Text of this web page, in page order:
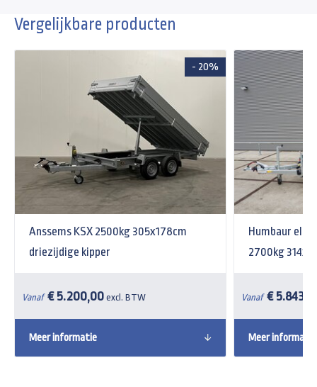
Vergelijkbare producten
- 20%
Anssems KSX 2500kg 305x178cm
driezijdige kipper
Vanaf € 5.200,00 excl. BTW
Meer informatie
Humbaur
2700kg
Vanaf €
Meer informatie